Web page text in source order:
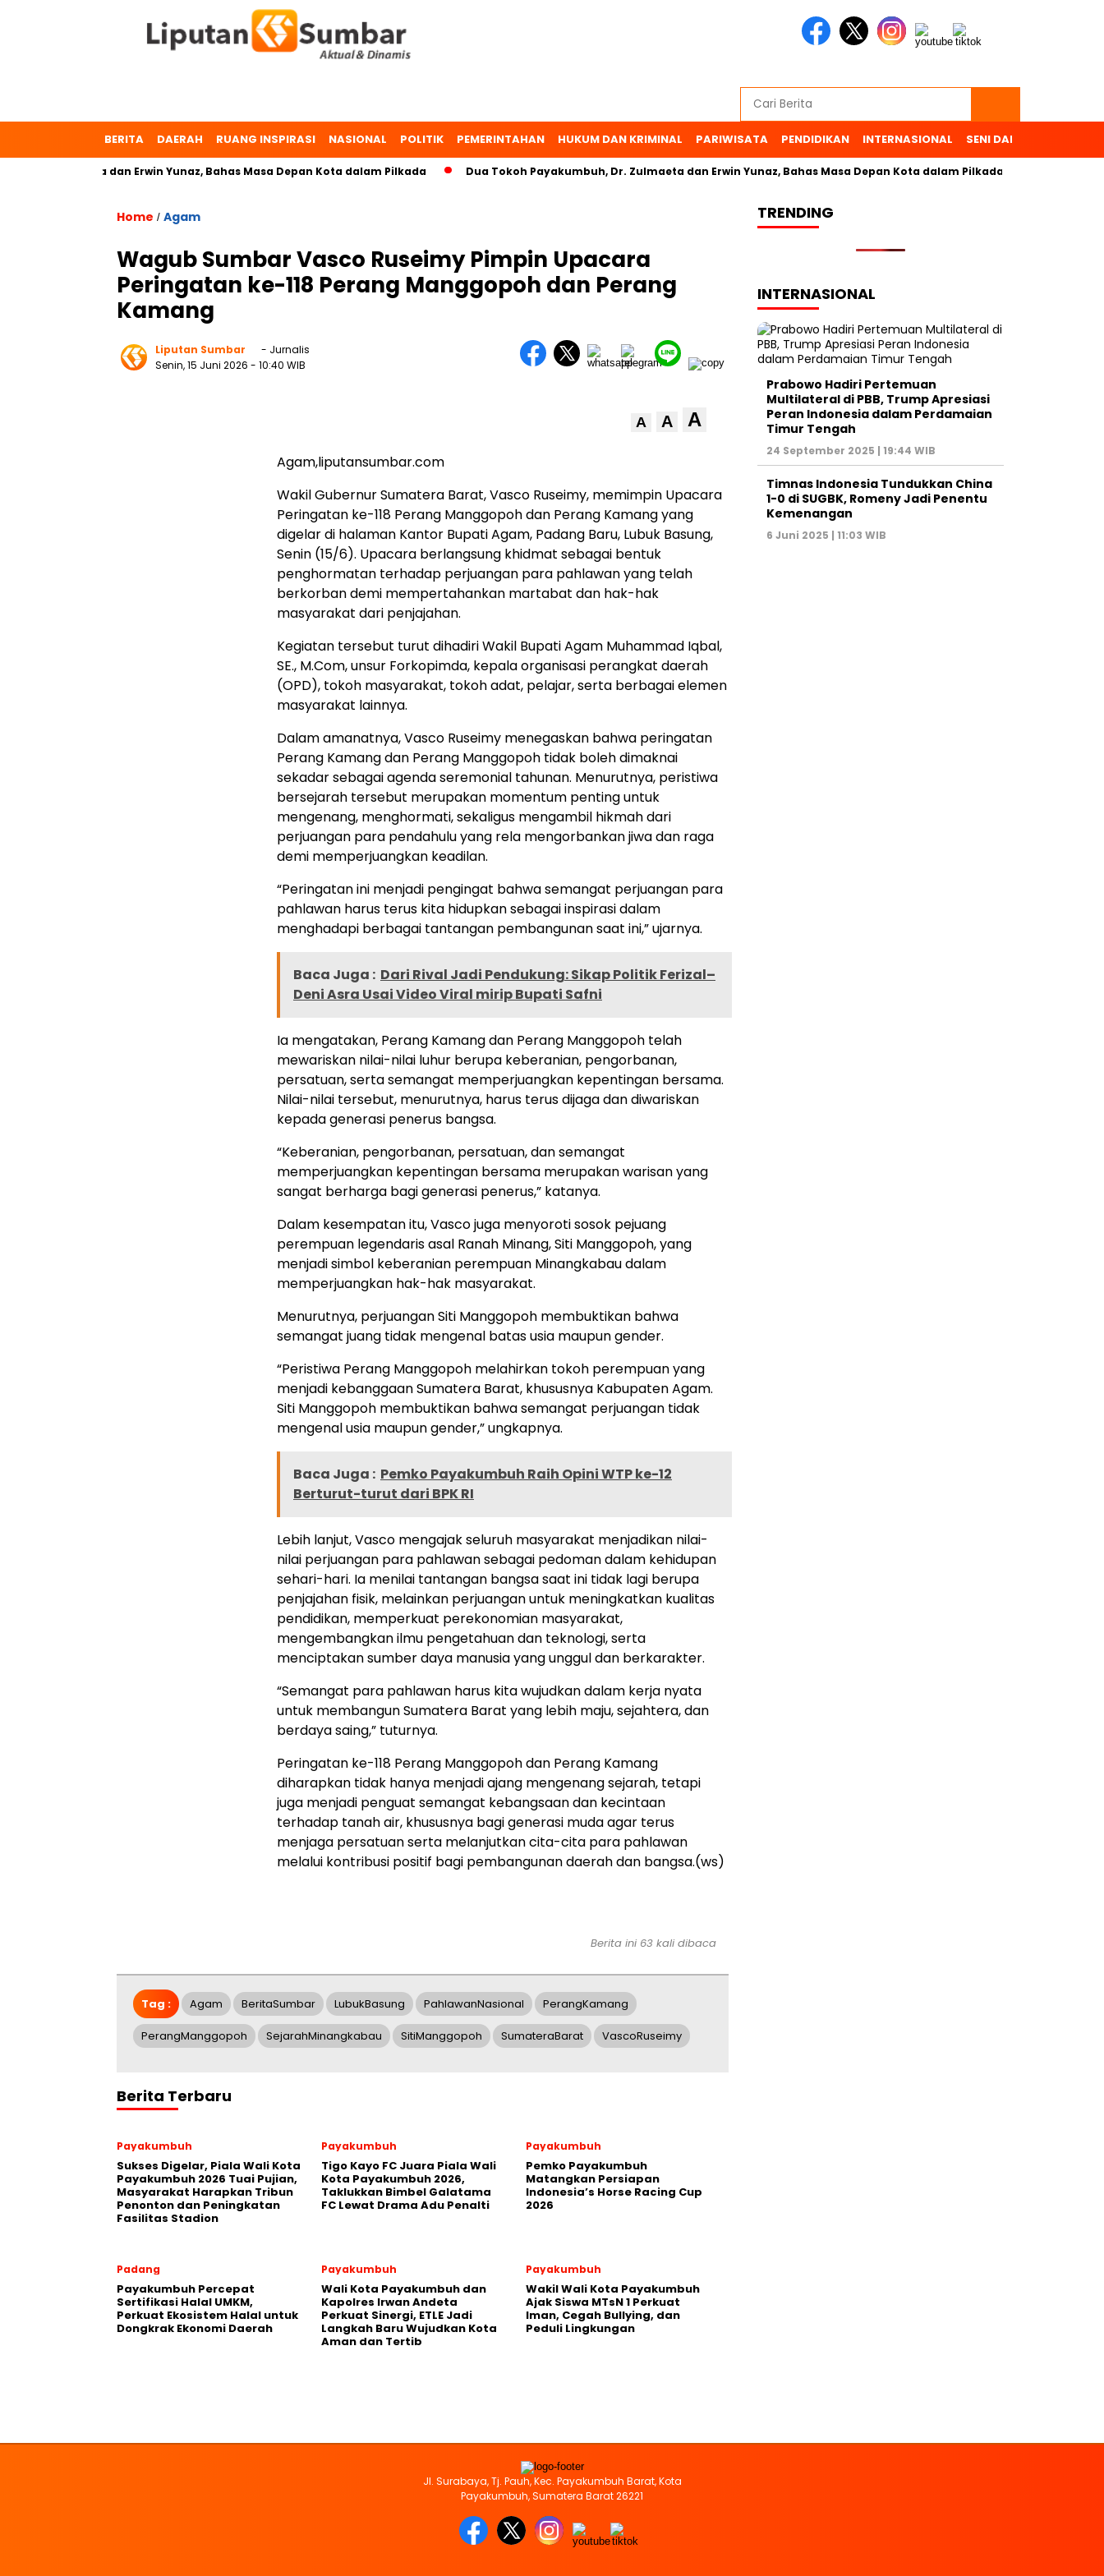
BERITA DAERAH RUANG INSPIRASI NASIONAL POLITIK PEMERINTAHAN HUKUM DAN KRIMINAL PARIWISATA PENDIDIKAN INTERNASIONAL SENI DAN BUDAYA
Dr. Zulmaeta dan Erwin Yunaz, Bahas Masa Depan Kota dalam Pilkada Dua Tokoh Payakumbuh, Dr. Zulmaeta dan Erwin Yunaz, Bahas Masa Depan Kota dalam Pilkada
Home / Agam
Wagub Sumbar Vasco Ruseimy Pimpin Upacara
Peringatan ke-118 Perang Manggopoh dan Perang
Kamang
Liputan Sumbar
- Jurnalis
Senin, 15 Juni 2026 - 10:40 WIB
A A A
Agam,liputansumbar.com
Wakil Gubernur Sumatera Barat, Vasco Ruseimy, memimpin Upacara
Peringatan ke-118 Perang Manggopoh dan Perang Kamang yang
digelar di halaman Kantor Bupati Agam, Padang Baru, Lubuk Basung,
Senin (15/6). Upacara berlangsung khidmat sebagai bentuk
penghormatan terhadap perjuangan para pahlawan yang telah
berkorban demi mempertahankan martabat dan hak-hak
masyarakat dari penjajahan.
Kegiatan tersebut turut dihadiri Wakil Bupati Agam Muhammad Iqbal,
SE., M.Com, unsur Forkopimda, kepala organisasi perangkat daerah
(OPD), tokoh masyarakat, tokoh adat, pelajar, serta berbagai elemen
masyarakat lainnya.
Dalam amanatnya, Vasco Ruseimy menegaskan bahwa peringatan
Perang Kamang dan Perang Manggopoh tidak boleh dimaknai
sekadar sebagai agenda seremonial tahunan. Menurutnya, peristiwa
bersejarah tersebut merupakan momentum penting untuk
mengenang, menghormati, sekaligus mengambil hikmah dari
perjuangan para pendahulu yang rela mengorbankan jiwa dan raga
demi memperjuangkan keadilan.
“Peringatan ini menjadi pengingat bahwa semangat perjuangan para
pahlawan harus terus kita hidupkan sebagai inspirasi dalam
menghadapi berbagai tantangan pembangunan saat ini,” ujarnya.
Baca Juga : Dari Rival Jadi Pendukung: Sikap Politik Ferizal–
Deni Asra Usai Video Viral mirip Bupati Safni
Ia mengatakan, Perang Kamang dan Perang Manggopoh telah
mewariskan nilai-nilai luhur berupa keberanian, pengorbanan,
persatuan, serta semangat memperjuangkan kepentingan bersama.
Nilai-nilai tersebut, menurutnya, harus terus dijaga dan diwariskan
kepada generasi penerus bangsa.
“Keberanian, pengorbanan, persatuan, dan semangat
memperjuangkan kepentingan bersama merupakan warisan yang
sangat berharga bagi generasi penerus,” katanya.
Dalam kesempatan itu, Vasco juga menyoroti sosok pejuang
perempuan legendaris asal Ranah Minang, Siti Manggopoh, yang
menjadi simbol keberanian perempuan Minangkabau dalam
memperjuangkan hak-hak masyarakat.
Menurutnya, perjuangan Siti Manggopoh membuktikan bahwa
semangat juang tidak mengenal batas usia maupun gender.
“Peristiwa Perang Manggopoh melahirkan tokoh perempuan yang
menjadi kebanggaan Sumatera Barat, khususnya Kabupaten Agam.
Siti Manggopoh membuktikan bahwa semangat perjuangan tidak
mengenal usia maupun gender,” ungkapnya.
Baca Juga : Pemko Payakumbuh Raih Opini WTP ke-12
Berturut-turut dari BPK RI
Lebih lanjut, Vasco mengajak seluruh masyarakat menjadikan nilai-
nilai perjuangan para pahlawan sebagai pedoman dalam kehidupan
sehari-hari. Ia menilai tantangan bangsa saat ini tidak lagi berupa
penjajahan fisik, melainkan perjuangan untuk meningkatkan kualitas
pendidikan, memperkuat perekonomian masyarakat,
mengembangkan ilmu pengetahuan dan teknologi, serta
menciptakan sumber daya manusia yang unggul dan berkarakter.
“Semangat para pahlawan harus kita wujudkan dalam kerja nyata
untuk membangun Sumatera Barat yang lebih maju, sejahtera, dan
berdaya saing,” tuturnya.
Peringatan ke-118 Perang Manggopoh dan Perang Kamang
diharapkan tidak hanya menjadi ajang mengenang sejarah, tetapi
juga menjadi penguat semangat kebangsaan dan kecintaan
terhadap tanah air, khususnya bagi generasi muda agar terus
menjaga persatuan serta melanjutkan cita-cita para pahlawan
melalui kontribusi positif bagi pembangunan daerah dan bangsa.(ws)
Berita ini 63 kali dibaca
Tag : Agam BeritaSumbar LubukBasung PahlawanNasional PerangKamang
PerangManggopoh SejarahMinangkabau SitiManggopoh SumateraBarat VascoRuseimy
Berita Terbaru
Payakumbuh
Sukses Digelar, Piala Wali Kota
Payakumbuh 2026 Tuai Pujian,
Masyarakat Harapkan Tribun
Penonton dan Peningkatan
Fasilitas Stadion
Payakumbuh
Tigo Kayo FC Juara Piala Wali
Kota Payakumbuh 2026,
Taklukkan Bimbel Galatama
FC Lewat Drama Adu Penalti
Payakumbuh
Pemko Payakumbuh
Matangkan Persiapan
Indonesia’s Horse Racing Cup
2026
Padang
Payakumbuh Percepat
Sertifikasi Halal UMKM,
Perkuat Ekosistem Halal untuk
Dongkrak Ekonomi Daerah
Payakumbuh
Wali Kota Payakumbuh dan
Kapolres Irwan Andeta
Perkuat Sinergi, ETLE Jadi
Langkah Baru Wujudkan Kota
Aman dan Tertib
Payakumbuh
Wakil Wali Kota Payakumbuh
Ajak Siswa MTsN 1 Perkuat
Iman, Cegah Bullying, dan
Peduli Lingkungan
TRENDING
INTERNASIONAL
Prabowo Hadiri Pertemuan
Multilateral di PBB, Trump Apresiasi
Peran Indonesia dalam Perdamaian
Timur Tengah
24 September 2025 | 19:44 WIB
Timnas Indonesia Tundukkan China
1-0 di SUGBK, Romeny Jadi Penentu
Kemenangan
6 Juni 2025 | 11:03 WIB
Jl. Surabaya, Tj. Pauh, Kec. Payakumbuh Barat, Kota
Payakumbuh, Sumatera Barat 26221